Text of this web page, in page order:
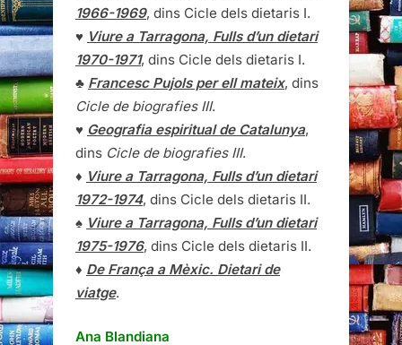
1966-1969, dins Cicle dels dietaris I.
♥ Viure a Tarragona, Fulls d’un dietari
1970-1971, dins Cicle dels dietaris I.
♣ Francesc Pujols per ell mateix, dins
Cicle de biografies III.
♥ Geografia espiritual de Catalunya,
dins Cicle de biografies III.
♦ Viure a Tarragona, Fulls d’un dietari
1972-1974, dins Cicle dels dietaris II.
♠ Viure a Tarragona, Fulls d’un dietari
1975-1976, dins Cicle dels dietaris II.
♦ De França a Mèxic. Dietari de
viatge.
Ana Blandiana